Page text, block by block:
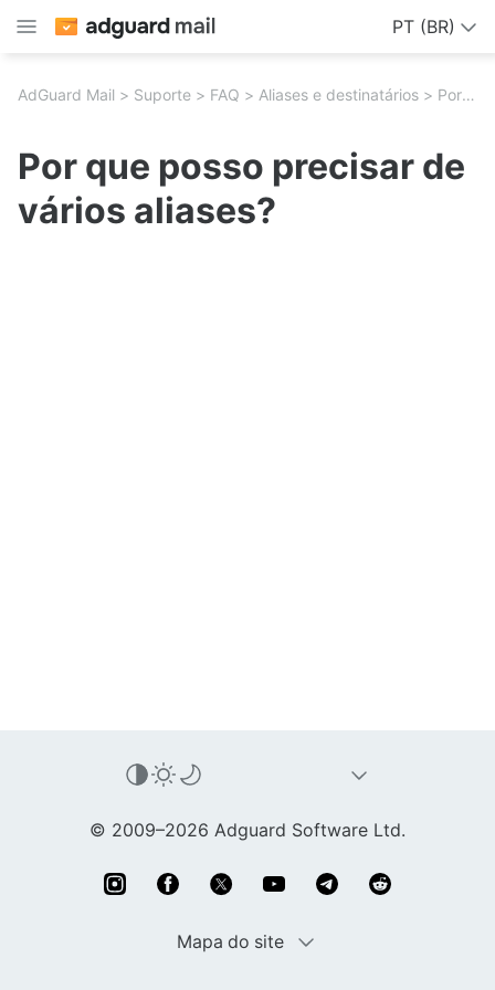
PT (BR)
AdGuard Mail Suporte FAQ Aliases e destinatários Por que posso precisar de vários aliases?
Por que posso precisar de
vários aliases?
© 2009–2026 Adguard Software Ltd.
Mapa do site